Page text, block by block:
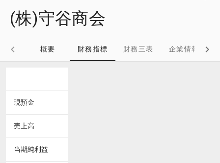
(株)守谷商会
概要 財務指標 財務三表 企業情報
現預金
売上高
当期純利益